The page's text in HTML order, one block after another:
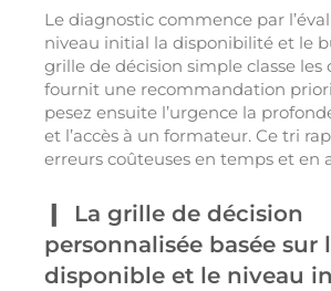
Le diagnostic commence par
niveau initial la disponibilité et le
grille de décision simple classe les
fournit une recommandation
pesez ensuite l’urgence la
et l’accès à un formateur. Ce tri
erreurs coûteuses en temps et en
La grille de décision
personnalisée basée sur
disponible et le niveau